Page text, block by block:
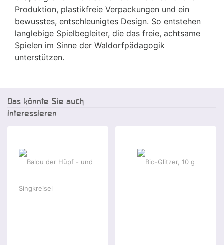
Produktion, plastikfreie Verpackungen und ein
bewusstes, entschleunigtes Design. So entstehen
langlebige Spielbegleiter, die das freie, achtsame
Spielen im Sinne der Waldorfpädagogik
unterstützen.
Das könnte Sie auch
interessieren